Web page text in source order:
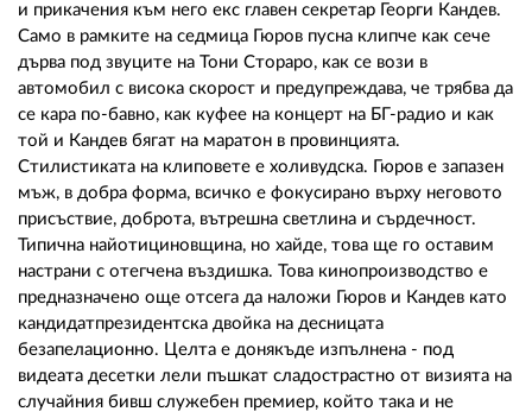
и прикачения към него екс главен секретар Георги Кандев.
Само в рамките на седмица Гюров пусна клипче как сече
дърва под звуците на Тони Стораро, как се вози в
автомобил с висока скорост и предупреждава, че трябва да
се кара по-бавно, как куфее на концерт на БГ-радио и как
той и Кандев бягат на маратон в провинцията.
Стилистиката на клиповете е холивудска. Гюров е запазен
мъж, в добра форма, всичко е фокусирано върху неговото
присъствие, доброта, вътрешна светлина и сърдечност.
Типична найотициновщина, но хайде, това ще го оставим
настрани с отегчена въздишка. Това кинопроизводство е
предназначено още отсега да наложи Гюров и Кандев като
кандидатпрезидентска двойка на десницата
безапелационно. Целта е донякъде изпълнена - под
видеата десетки лели пъшкат сладострастно от визията на
случайния бивш служебен премиер, който така и не